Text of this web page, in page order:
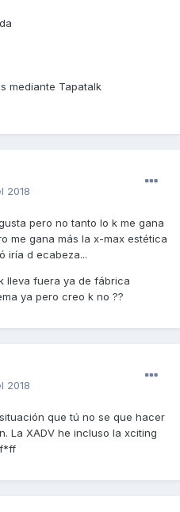
mediante Tapatalk
2018
pero no tanto lo k me gana
me gana más la x-max estética
iría d ecabeza...
lleva fuera ya de fábrica
ya pero creo k no ??
2018
que tú no se que hacer
La XADV he incluso la xciting